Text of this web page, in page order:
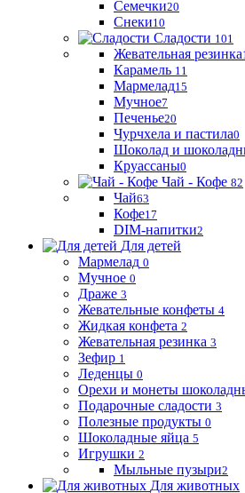
Семечки20
Снеки10
Сладости 101
Жевательная резинка
Карамель 11
Мармелад15
Мучное7
Печенье20
Чурчхела и пастила0
Шоколад и
Круассаны0
Чай - Кофе 82
Чай63
Кофе17
DIM-напитки2
Для детей
Мармелад 0
Мучное 0
Драже 3
Жевательные конфеты 4
Жидкая конфета 2
Жевательная резинка 3
Зефир 1
Леденцы 0
Орехи и монеты
Подарочные сладости 3
Полезные продукты 0
Шоколадные яйца 5
Игрушки 2
Мыльные пузыри2
Для животных